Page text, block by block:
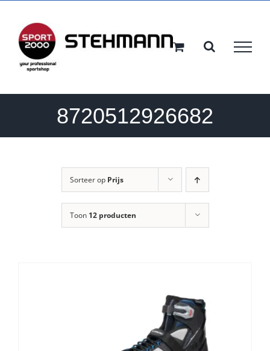
inhoud
8720512926682
Sorteer op Prijs
Toon 12 producten